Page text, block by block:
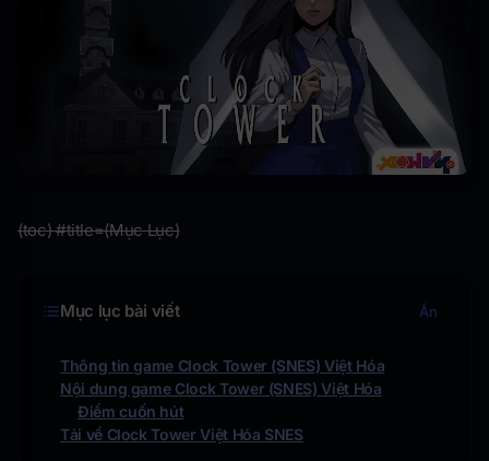
(toc) #title=(Mục Lục)
Mục lục bài viết Ẩn
Thông tin game Clock Tower (SNES) Việt Hóa
Nội dung game Clock Tower (SNES) Việt Hóa
Điểm cuốn hút
Tải về Clock Tower Việt Hóa SNES